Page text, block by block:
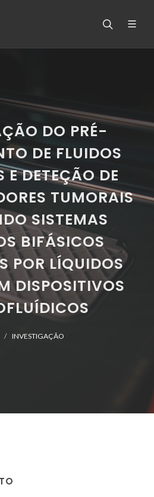
DO PRÉ-
DE FLUIDOS
E DETEÇÃO DE
TUMORAIS
SISTEMAS
BIFÁSICOS
POR LÍQUIDOS
DISPOSITIVOS
INVESTIGAÇÃO